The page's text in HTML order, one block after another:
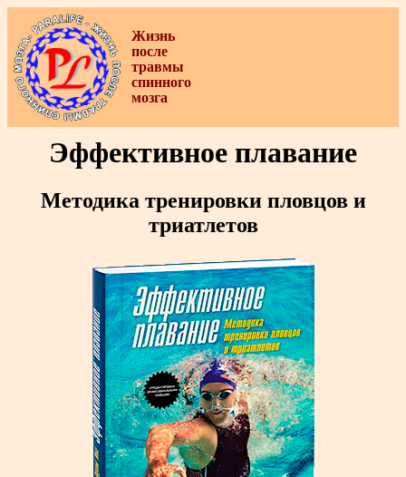
Жизнь
после
травмы
спинного
мозга
Эффективное плавание
Методика тренировки пловцов и
триатлетов